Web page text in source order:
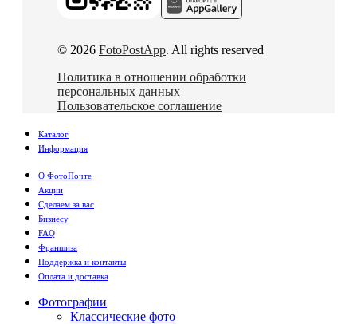
© 2026 FotoPostApp. All rights reserved
Политика в отношении обработки
персональных данных
Пользовательское соглашение
Каталог
Информация
О ФотоПочте
Акции
Сделаем за вас
Бизнесу
FAQ
Франшиза
Поддержка и контакты
Оплата и доставка
Фотографии
Классические фото